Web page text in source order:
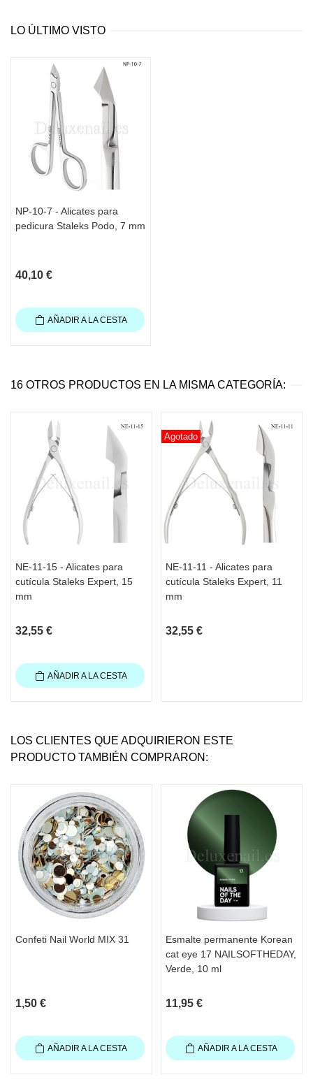
LO ÚLTIMO VISTO
NP-10-7 - Alicates para
pedicura Staleks Podo, 7 mm
40,10 €
AÑADIR A LA CESTA
16 OTROS PRODUCTOS EN LA MISMA CATEGORÍA:
NE-11-15 - Alicates para
cutícula Staleks Expert, 15
mm
32,55 €
AÑADIR A LA CESTA
Agotado
NE-11-11 - Alicates para
cutícula Staleks Expert, 11
mm
32,55 €
LOS CLIENTES QUE ADQUIRIERON ESTE
PRODUCTO TAMBIÉN COMPRARON:
Confeti Nail World MIX 31
1,50 €
AÑADIR A LA CESTA
Esmalte permanente Korean
cat eye 17 NAILSOFTHEDAY,
Verde, 10 ml
11,95 €
AÑADIR A LA CESTA